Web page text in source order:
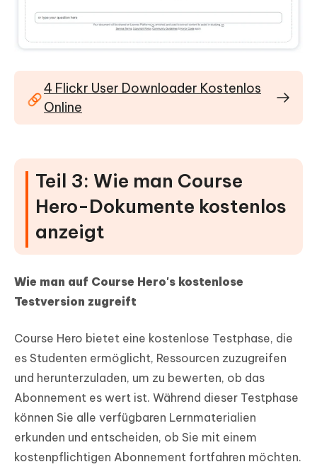
4 Flickr User Downloader Kostenlos
Online
Teil 3: Wie man Course
Hero-Dokumente kostenlos
anzeigt
Wie man auf Course Hero's kostenlose
Testversion zugreift
Course Hero bietet eine kostenlose Testphase, die
es Studenten ermöglicht, Ressourcen zuzugreifen
und herunterzuladen, um zu bewerten, ob das
Abonnement es wert ist. Während dieser Testphase
können Sie alle verfügbaren Lernmaterialien
erkunden und entscheiden, ob Sie mit einem
kostenpflichtigen Abonnement fortfahren möchten.